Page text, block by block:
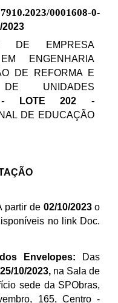
7910.2023/0001608-0-
2023
DE EMPRESA
ENGENHARIA
DE REFORMA E
DE UNIDADES
-
LOTE 202 -
DE EDUCAÇÃO
partir de 02/10/2023o
no link Doc.
Envelopes: Das
25/10/2023, na Sala de
sede da SPObras,
165, Centro -